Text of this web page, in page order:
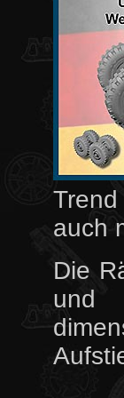
auch
Die
und